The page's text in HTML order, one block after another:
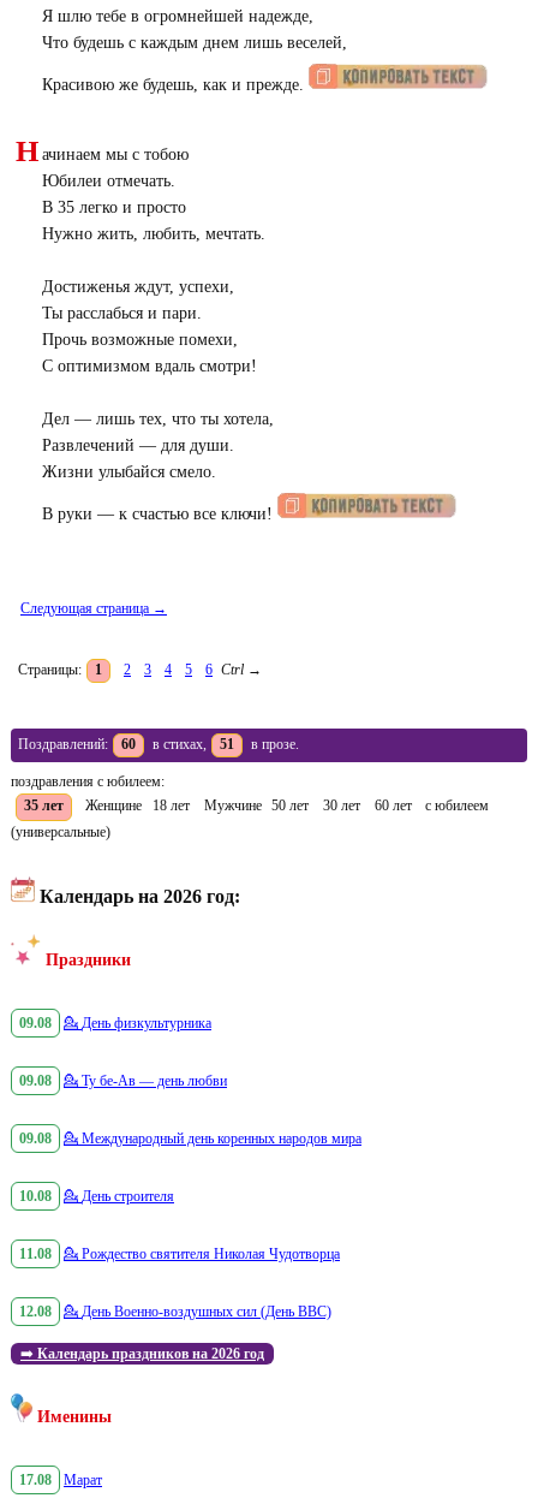
Я шлю тебе в огромнейшей надежде,
Что будешь с каждым днем лишь веселей,
Красивою же будешь, как и прежде.
Н ачинаем мы с тобою
Юбилеи отмечать.
В 35 легко и просто
Нужно жить, любить, мечтать.
Достиженья ждут, успехи,
Ты расслабься и пари.
Прочь возможные помехи,
С оптимизмом вдаль смотри!
Дел — лишь тех, что ты хотела,
Развлечений — для души.
Жизни улыбайся смело.
В руки — к счастью все ключи!
Следующая страница →
Страницы: 1 2 3 4 5 6 Ctrl →
Поздравлений: 60 в стихах, 51 в прозе.
поздравления с юбилеем:
35 лет
Женщине 18 лет Мужчине 50 лет 30 лет 60 лет
с юбилеем
(универсальные)
Календарь на 2026 год:
Праздники
09.08 💁 День физкультурника
09.08 💁 Ту бе-Ав — день любви
09.08 💁 Международный день коренных народов мира
10.08 💁 День строителя
11.08 💁 Рождество святителя Николая Чудотворца
12.08 💁 День Военно-воздушных сил (День ВВС)
➡️ Календарь праздников на 2026 год
Именины
17.08 Марат